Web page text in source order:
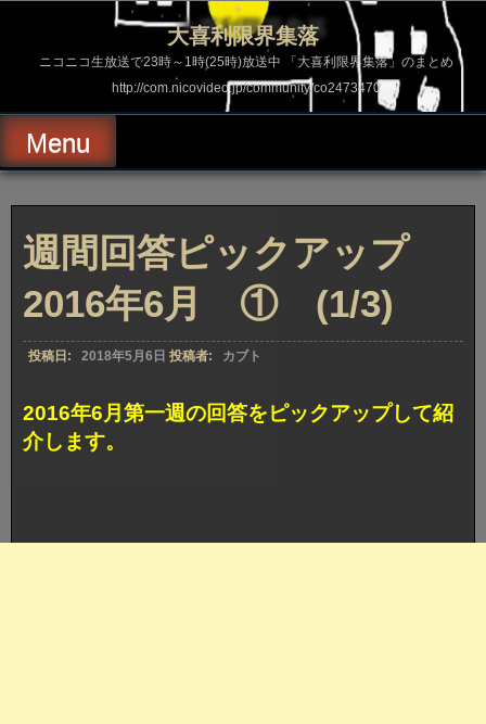
ス
ッ
プ
大喜利限界集落
ニコニコ生放送で23時～1時(25時)放送中 「大喜利限界集落」のまとめ
http://com.nicovideo.jp/community/co2473470
Menu
週間回答ピックアップ
2016年6月 ① (1/3)
投稿日: 2018年5月6日 投稿者: カブト
2016年6月第一週の回答をピックアップして紹
介します。